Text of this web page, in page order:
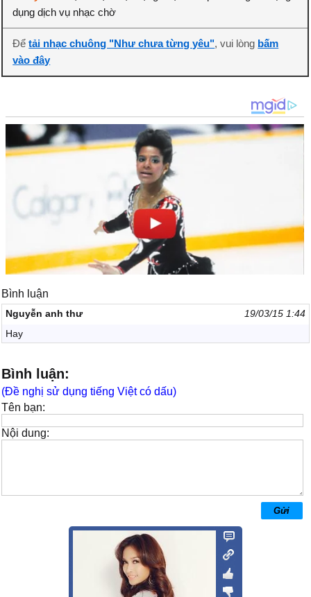
dụng dịch vụ nhạc chờ
Đểtải nhạc chuông "Như chưa từng yêu", vui lòng bấm
vào đây
Bình luận
Nguyễn anh thư
19/03/15 1:44
Hay
Bình luận:
(Đề nghị sử dụng tiếng Việt có dấu)
Tên bạn:
Nội dung: